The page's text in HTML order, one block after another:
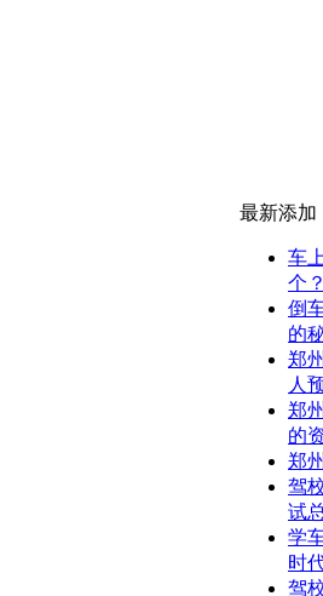
最新添加
车
个？
倒
的
郑
人
郑
的
郑
驾
试
学
时
驾